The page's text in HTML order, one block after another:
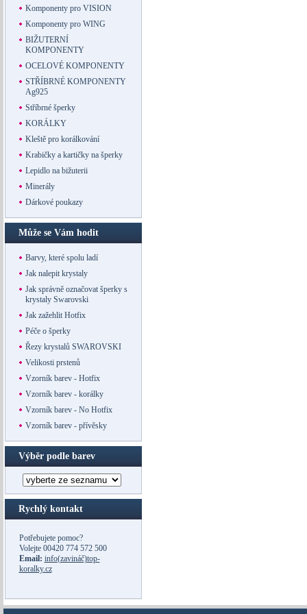
Komponenty pro VISION
Komponenty pro WING
BIŽUTERNÍ
KOMPONENTY
OCELOVÉ KOMPONENTY
STŘÍBRNÉ KOMPONENTY
Ag925
Stříbrné šperky
KORÁLKY
Kleště pro korálkování
Krabičky a kartičky na šperky
Lepidlo na bižuterii
Minerály
Dárkové poukazy
Může se Vám hodit
Barvy, které spolu ladí
Jak nalepit krystaly
Jak správně označovat šperky s
krystaly Swarovski
Jak zažehlit Hotfix
Péče o šperky
Řezy krystalů SWAROVSKI
Velikosti prstenů
Vzorník barev - Hotfix
Vzorník barev - korálky
Vzorník barev - No Hotfix
Vzorník barev - přívěsky
Výběr podle barev
Rychlý kontakt
Potřebujete pomoc?
Volejte 00420 774 572 500
Email: info(zavináč)top-
koralky.cz